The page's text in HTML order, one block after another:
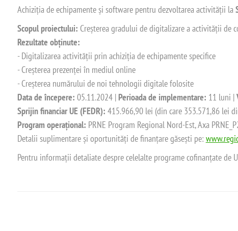
Achiziția de echipamente și software pentru dezvoltarea activității la
Scopul proiectului: Creșterea gradului de digitalizare a activității
Rezultate obținute:
- Digitalizarea activității prin achiziția de echipamente specifice
- Creșterea prezenței în mediul online
- Creșterea numărului de noi tehnologii digitale folosite
Data de începere: 05.11.2024 | Perioada de implementare: 11 luni |
Sprijin financiar UE (FEDR): 415.966,90 lei (din care 353.571,86 lei
Program operațional: PRNE Program Regional Nord-Est, Axa
Detalii suplimentare și oportunități de finanțare găsești pe:
Pentru informații detaliate despre celelalte programe cofinanțate de